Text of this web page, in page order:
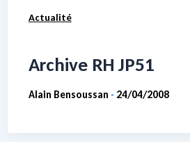
Actualité
Archive RH JP51
Alain Bensoussan - 24/04/2008